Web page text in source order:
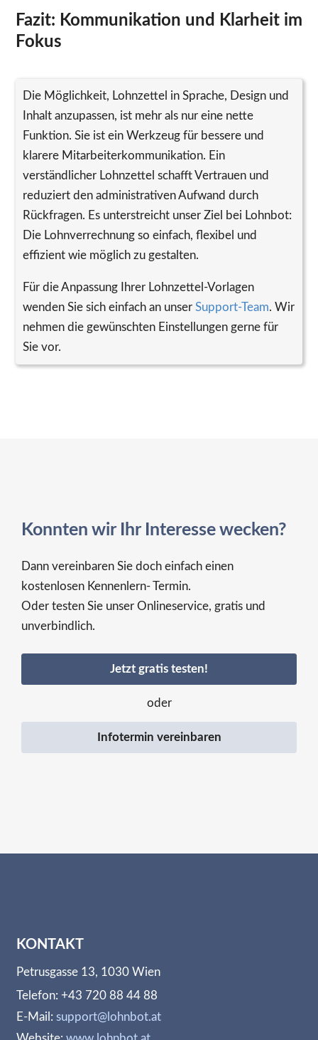
Fazit: Kommunikation und Klarheit im
Fokus
Die Möglichkeit, Lohnzettel in Sprache, Design und
Inhalt anzupassen, ist mehr als nur eine nette
Funktion. Sie ist ein Werkzeug für bessere und
klarere Mitarbeiterkommunikation. Ein
verständlicher Lohnzettel schafft Vertrauen und
reduziert den administrativen Aufwand durch
Rückfragen. Es unterstreicht unser Ziel bei Lohnbot:
Die Lohnverrechnung so einfach, flexibel und
effizient wie möglich zu gestalten.
Für die Anpassung Ihrer Lohnzettel-Vorlagen
wenden Sie sich einfach an unser Support-Team. Wir
nehmen die gewünschten Einstellungen gerne für
Sie vor.
Konnten wir Ihr Interesse wecken?
Dann vereinbaren Sie doch einfach einen
kostenlosen Kennenlern- Termin.
Oder testen Sie unser Onlineservice, gratis und
unverbindlich.
Jetzt gratis testen!
oder
Infotermin vereinbaren
KONTAKT
Petrusgasse 13, 1030 Wien
Telefon: +43 720 88 44 88
E-Mail: support@lohnbot.at